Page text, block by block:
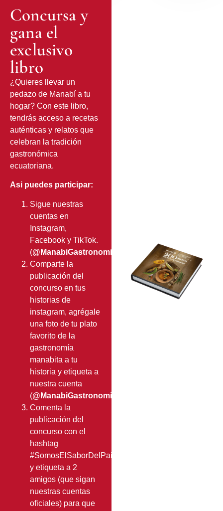
Concursa y
gana el
exclusivo
libro
¿Quieres llevar un
pedazo de Manabí a tu
hogar? Con este libro,
tendrás acceso a recetas
auténticas y relatos que
celebran la tradición
gastronómica
ecuatoriana.
Asi puedes participar:
Sigue nuestras
cuentas en
Instagram,
Facebook y TikTok.
(@ManabiGastronomiaMilenaria).
Comparte la
publicación del
concurso en tus
historias de
instagram, agrégale
una foto de tu plato
favorito de la
gastronomía
manabita a tu
historia y etiqueta a
nuestra cuenta
(@ManabiGastronomiaMilenaria
Comenta la
publicación del
concurso con el
hashtag
#SomosElSaborDelPais
y etiqueta a 2
amigos (que sigan
nuestras cuentas
oficiales) para que